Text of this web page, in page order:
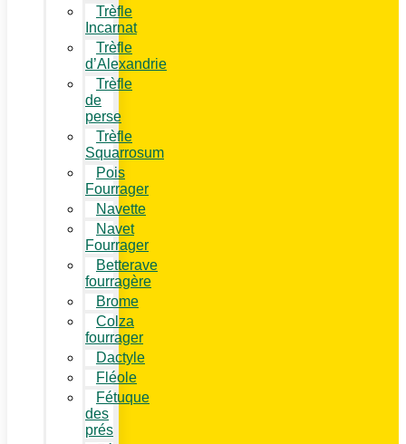
Trèfle
Incarnat
Trèfle
d’Alexandrie
Trèfle
de
perse
Trèfle
Squarrosum
Pois
Fourrager
Navette
Navet
Fourrager
Betterave
fourragère
Brome
Colza
fourrager
Dactyle
Fléole
Fétuque
des
prés